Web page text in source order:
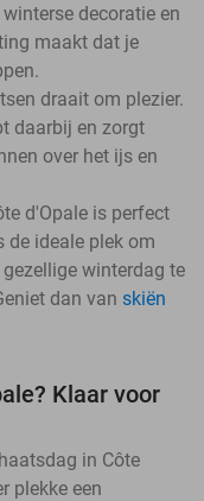
decoratie en
maakt dat je
draait om plezier.
daarbij en zorgt
over het ijs en
d'Opale is perfect
de ideale plek om
winterdag te
dan van skiën
Klaar voor
in Côte
plekke een